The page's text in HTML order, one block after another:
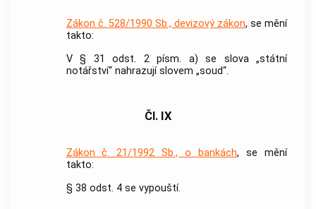
Zákon č. 528/1990 Sb., devizový zákon, se mění
takto:
V § 31 odst. 2 písm. a) se slova „státní
notářství“ nahrazují slovem „soud“.
Čl. IX
Zákon č. 21/1992 Sb., o bankách, se mění
takto:
§ 38 odst. 4 se vypouští.